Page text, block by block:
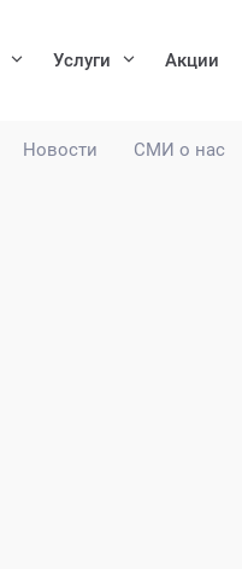
Новости СМИ о нас
Услуги Акции